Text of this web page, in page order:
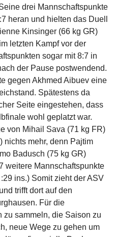
drei Mannschaftspunkte
heran und hielten das Duell
Kinsinger (66 kg GR)
letzten Kampf vor der
sogar mit 8:7 in
der Pause postwendend.
gegen Akhmed Aibuev eine
Spätestens da
Seite eingestehen, dass
wohl geplatzt war.
von Mihail Sava (71 kg FR)
nichts mehr, denn Pajtim
Badusch (75 kg GR)
weitere Mannschaftspunkte
ins.) Somit zieht der ASV
trifft dort auf den
Für die
zu sammeln, die Saison zu
neue Wege zu gehen um